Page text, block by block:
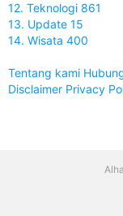
12. Teknologi 861
13. Update 15
14. Wisata 400
Tentang kami
Disclaimer Privacy